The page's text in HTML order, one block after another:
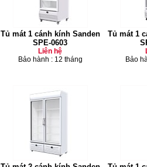
Tủ mát 1 cánh kính Sanden
SPE-0603
Liên hệ
Bảo hành : 12 tháng
Tủ mát 1
Bảo